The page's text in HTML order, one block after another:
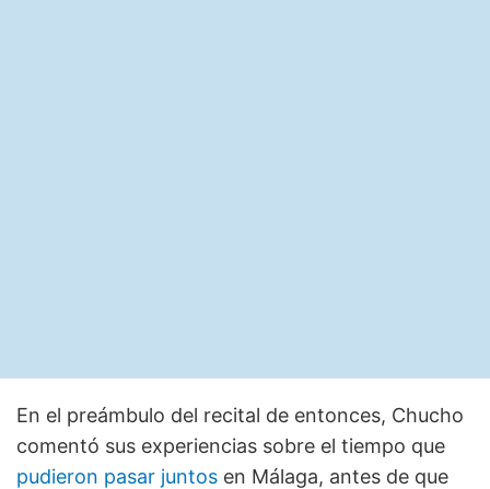
En el preámbulo del recital de entonces, Chucho
comentó sus experiencias sobre el tiempo que
pudieron pasar juntos en Málaga, antes de que